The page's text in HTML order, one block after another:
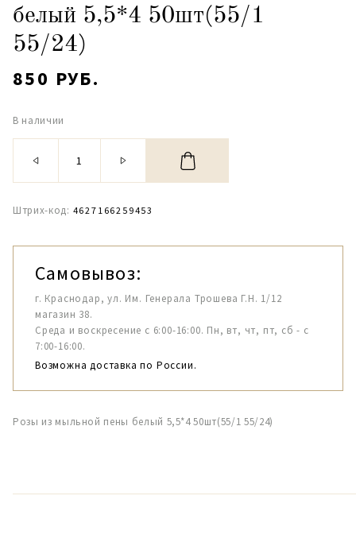
белый 5,5*4 50шт(55/1
55/24)
850 РУБ.
В наличии
Штрих-код: 4627166259453
Самовывоз:
г. Краснодар, ул. Им. Генерала Трошева Г.Н. 1/12
магазин 38.
Среда и воскресение с 6:00-16:00. Пн, вт, чт, пт, сб - с
7:00-16:00.
Возможна доставка по России.
Розы из мыльной пены белый 5,5*4 50шт(55/1 55/24)